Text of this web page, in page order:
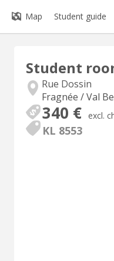
Map Student guide
Student
Rue Dossin
Fragnée / Val
340 € excl.
KL 8553